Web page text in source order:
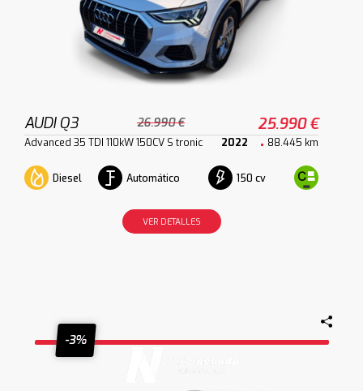
AUDI Q3 26.990 € 25.990 €
Advanced 35 TDI 110kW 150CV S tronic 2022 88.445 km
Diesel Automático 150 cv
VER DETALLES
-3%